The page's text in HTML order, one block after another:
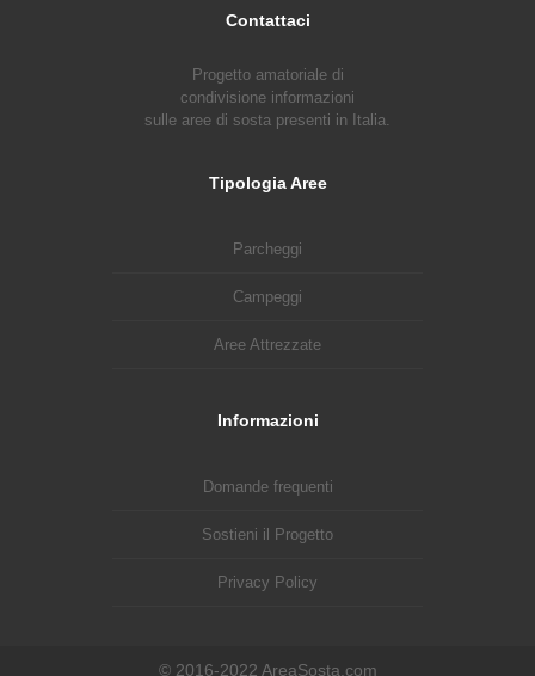
Contattaci
Progetto amatoriale di
condivisione informazioni
sulle aree di sosta presenti in Italia.
Tipologia Aree
Parcheggi
Campeggi
Aree Attrezzate
Informazioni
Domande frequenti
Sostieni il Progetto
Privacy Policy
© 2016-2022 AreaSosta.com